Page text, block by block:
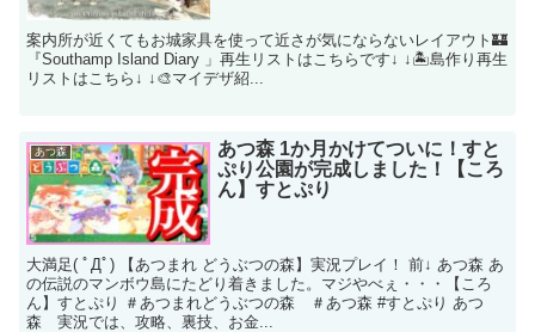
案内所が近くてもお城家具を使って近さが気にならないレイアウト🏰
『Southamp Island Diary 」再生リストはこちらです↓ ↓🏝島作り再生
リストはこちら↓ ↓🎨マイデザ紹...
あつ森
あつ森 1か月かけてついに！すと
ぷり公園が完成しました！【ころ
ん】すとぷり
大満足( ﾟДﾟ) 【あつまれ どうぶつの森】実況プレイ！ 前↓ あつ森 あ
の伝説のマンボウ島にたどり着きました。マジやべぇ・・・【ころ
ん】すとぷり ＃あつまれどうぶつの森 ＃あつ森 #すとぷり あつ
森 実況では、攻略、裏技、お金...